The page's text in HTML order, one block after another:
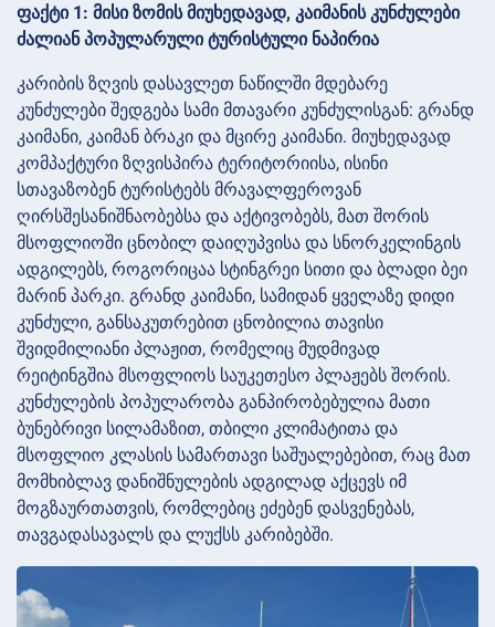
ფაქტი 1: მისი ზომის მიუხედავად, კაიმანის კუნძულები
ძალიან პოპულარული ტურისტული ნაპირია
კარიბის ზღვის დასავლეთ ნაწილში მდებარე
კუნძულები შედგება სამი მთავარი კუნძულისგან: გრანდ
კაიმანი, კაიმან ბრაკი და მცირე კაიმანი. მიუხედავად
კომპაქტური ზღვისპირა ტერიტორიისა, ისინი
სთავაზობენ ტურისტებს მრავალფეროვან
ღირსშესანიშნაობებსა და აქტივობებს, მათ შორის
მსოფლიოში ცნობილ დაიღუპვისა და სნორკელინგის
ადგილებს, როგორიცაა სტინგრეი სითი და ბლადი ბეი
მარინ პარკი. გრანდ კაიმანი, სამიდან ყველაზე დიდი
კუნძული, განსაკუთრებით ცნობილია თავისი
შვიდმილიანი პლაჟით, რომელიც მუდმივად
რეიტინგშია მსოფლიოს საუკეთესო პლაჟებს შორის.
კუნძულების პოპულარობა განპირობებულია მათი
ბუნებრივი სილამაზით, თბილი კლიმატითა და
მსოფლიო კლასის სამართავი საშუალებებით, რაც მათ
მომხიბლავ დანიშნულების ადგილად აქცევს იმ
მოგზაურთათვის, რომლებიც ეძებენ დასვენებას,
თავგადასავალს და ლუქსს კარიბებში.